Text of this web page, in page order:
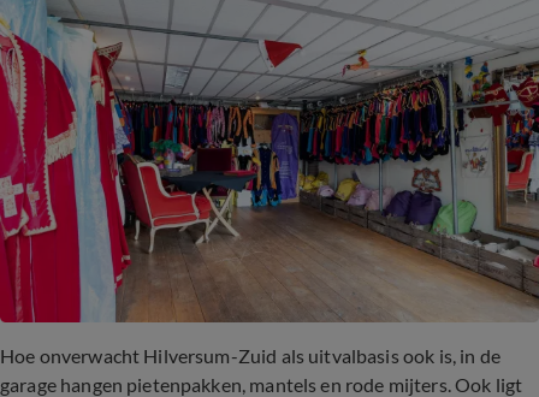
Hoe onverwacht Hilversum-Zuid als uitvalbasis ook is, in de
garage hangen pietenpakken, mantels en rode mijters. Ook ligt